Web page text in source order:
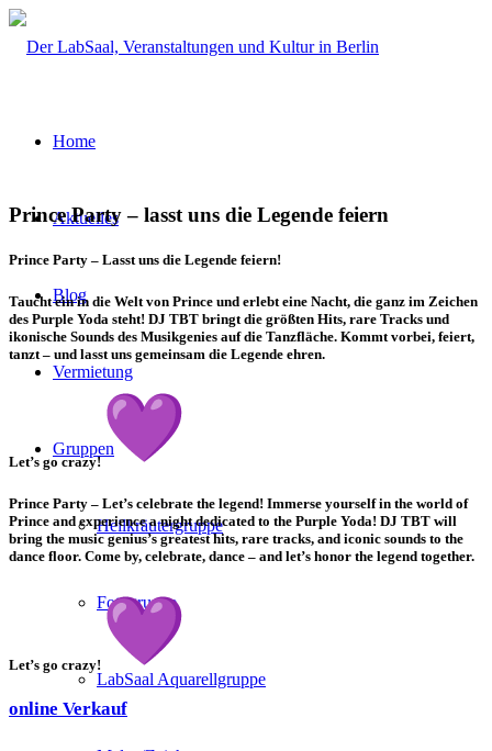
Home
Aktuelles
Blog
Vermietung
Gruppen
Heilkräutergruppe
Fotogruppe
LabSaal Aquarellgruppe
Prince Party – lasst uns die Legende feiern
Prince Party – Lasst uns die Legende feiern!
Taucht ein in die Welt von Prince und erlebt eine Nacht, die ganz im Zeichen
des Purple Yoda steht! DJ TBT bringt die größten Hits, rare Tracks und
ikonische Sounds des Musikgenies auf die Tanzfläche. Kommt vorbei, feiert,
tanzt – und lasst uns gemeinsam die Legende ehren.
Let’s go crazy!
Prince Party – Let’s celebrate the legend! Immerse yourself in the world of
Prince and experience a night dedicated to the Purple Yoda! DJ TBT will
bring the music genius’s greatest hits, rare tracks, and iconic sounds to the
dance floor. Come by, celebrate, dance – and let’s honor the legend together.
Let’s go crazy!
online Verkauf